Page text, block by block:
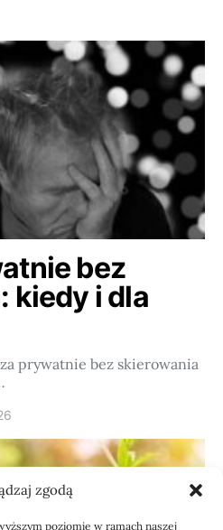
zgodą
poziomie w ramach naszej
bez
kiedy i dla
prywatnie bez skierowania